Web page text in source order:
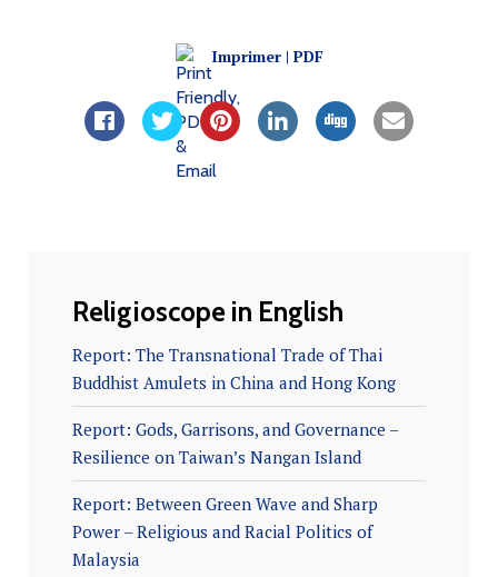
Imprimer | PDF
Religioscope in English
Report: The Transnational Trade of Thai
Buddhist Amulets in China and Hong Kong
Report: Gods, Garrisons, and Governance –
Resilience on Taiwan’s Nangan Island
Report: Between Green Wave and Sharp
Power – Religious and Racial Politics of
Malaysia